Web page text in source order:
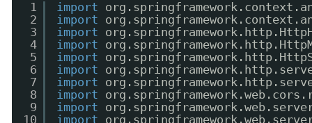
1
2
3
4
5
6
7
8
9
10
import
import
import
import
import
import
import
import
import
import